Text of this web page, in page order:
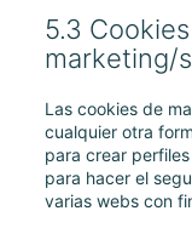
5.3
marketing/
Las cookies de
cualquier otra
para crear
para hacer el
varias webs con